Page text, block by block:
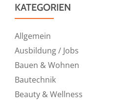
KATEGORIEN
Allgemein
Ausbildung / Jobs
Bauen & Wohnen
Bautechnik
Beauty & Wellness